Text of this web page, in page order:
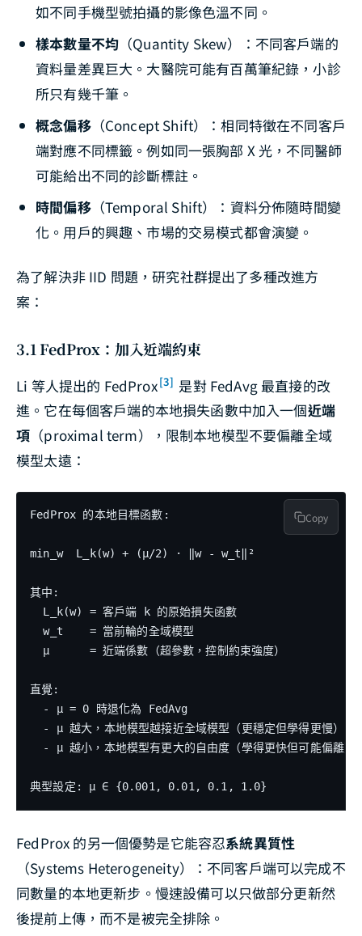
如不同手機型號拍攝的影像色溫不同。
樣本數量不均 （Quantity Skew）：不同客戶端的
資料量差異巨大。大醫院可能有百萬筆紀錄，小診
所只有幾千筆。
概念偏移（Concept Shift）：相同特徵在不同客戶
端對應不同標籤。例如同一張胸部 X 光，不同醫師
可能給出不同的診斷標註。
時間偏移（Temporal Shift）：資料分佈隨時間變
化。用戶的興趣、市場的交易模式都會演變。
為了解決非 IID 問題，研究社群提出了多種改進方
案：
3.1 FedProx：加入近端約束
Li 等人提出的 FedProx[3] 是對 FedAvg 最直接的改
進。它在每個客戶端的本地損失函數中加入一個近端
項 （proximal term），限制本地模型不要偏離全域
模型太遠：
FedProx 的本地目標函數:
min_w  L_k(w) + (μ/2) · ‖w - w_t‖²
其中:
  L_k(w) = 客戶端 k 的原始損失函數
  w_t    = 當前輪的全域模型
  μ      = 近端係數（超參數，控制約束強度）
直覺:
  - μ = 0 時退化為 FedAvg
  - μ 越大，本地模型越接近全域模型（更穩定但學得更慢）
  - μ 越小，本地模型有更大的自由度（學得更快但可能偏離）
Copy
FedProx 的另一個優勢是它能容忍系統異質性
（Systems Heterogeneity）：不同客戶端可以完成不
同數量的本地更新步。慢速設備可以只做部分更新然
後提前上傳，而不是被完全排除。